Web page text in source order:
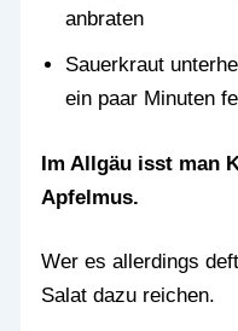
anbraten
Sauerkraut
ein paar Minuten
Im Allgäu isst man
Apfelmus.
Wer es allerdings
Salat dazu reichen.